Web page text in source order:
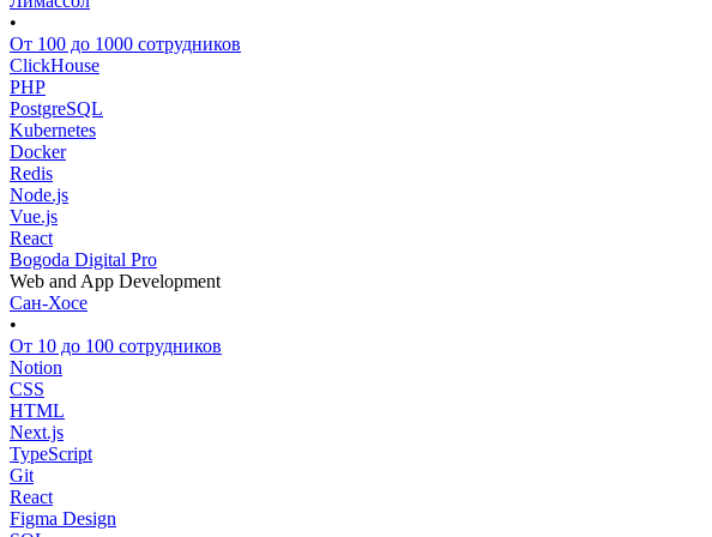
•
От 100 до 1000 сотрудников
ClickHouse
PHP
PostgreSQL
Kubernetes
Docker
Redis
Node.js
Vue.js
React
Bogoda Digital Pro
Web and App Development
Сан-Хосе
•
От 10 до 100 сотрудников
Notion
CSS
HTML
Next.js
TypeScript
Git
React
Figma Design